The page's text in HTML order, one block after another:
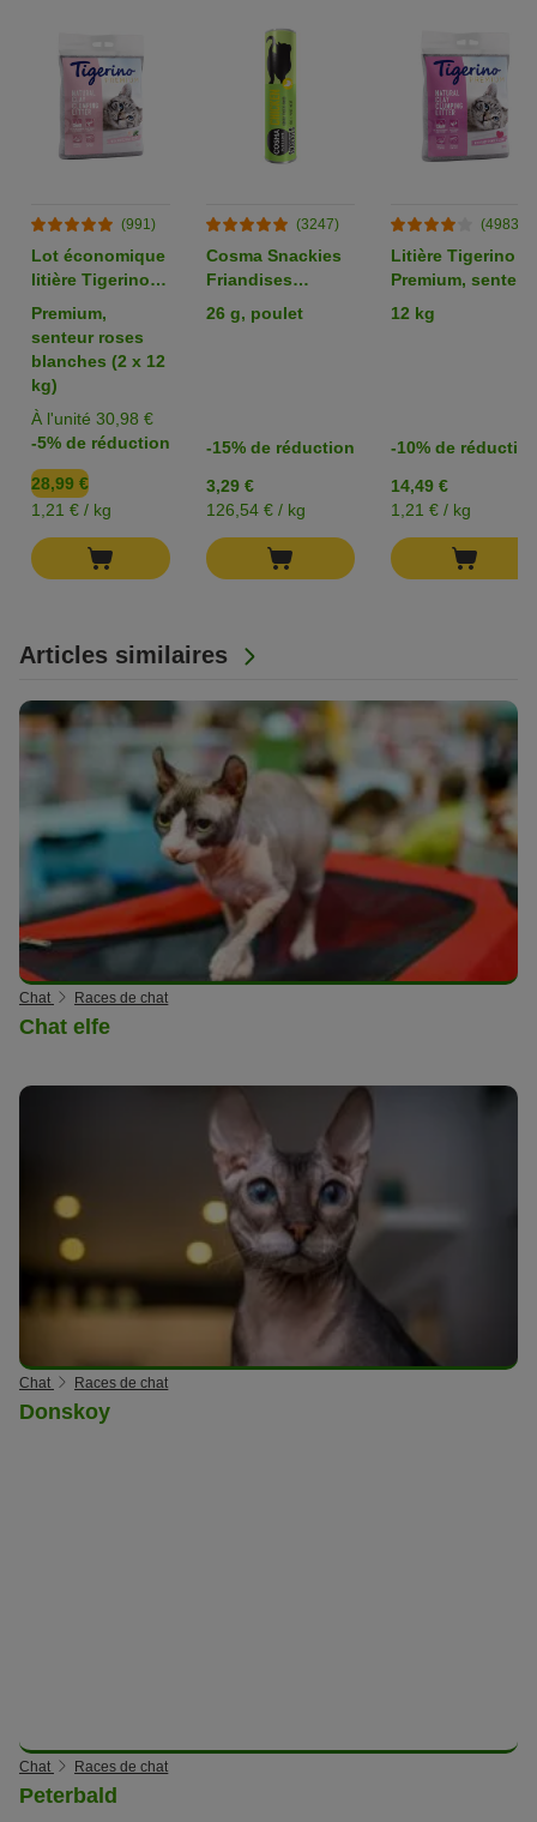
Articles similaires
Chat Races de chat
Chat elfe
Chat Races de chat
Donskoy
Chat Races de chat
Peterbald
(991)
Lot économique
litière Tigerino
Premium ou
Performance
Premium,
senteur roses
blanches (2 x 12
kg)
À l'unité 30,98 €
-5% de réduction
28,99 €
1,21 € / kg
(3247)
Cosma Snackies
Friandises
lyophilisées pour
chat
26 g, poulet
-15% de réduction
3,29 €
126,54 € / kg
(4983)
Litière Tigerino
Premium, senteur
talc pour bébé
pour chat
12 kg
-10% de
14,49 €
1,21 € / kg